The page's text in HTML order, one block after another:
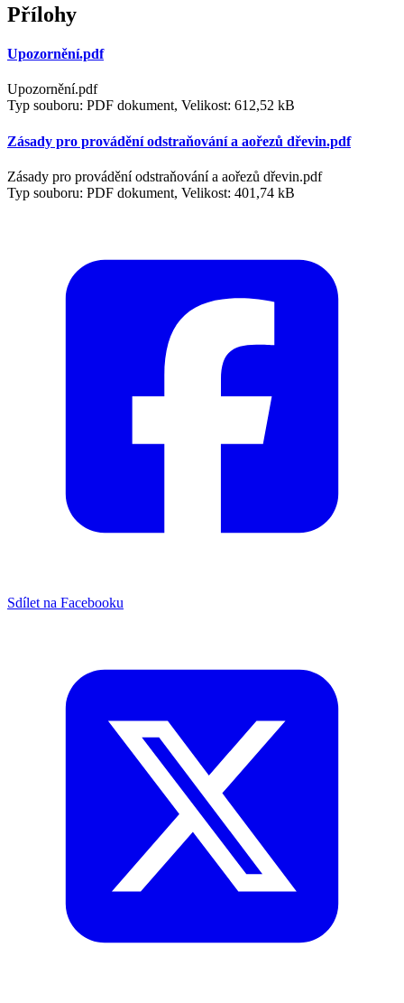
Přílohy
Upozornění.pdf
Upozornění.pdf
Typ souboru: PDF dokument, Velikost: 612,52 kB
Zásady pro provádění odstraňování a aořezů dřevin.pdf
Zásady pro provádění odstraňování a aořezů dřevin.pdf
Typ souboru: PDF dokument, Velikost: 401,74 kB
Sdílet na Facebooku